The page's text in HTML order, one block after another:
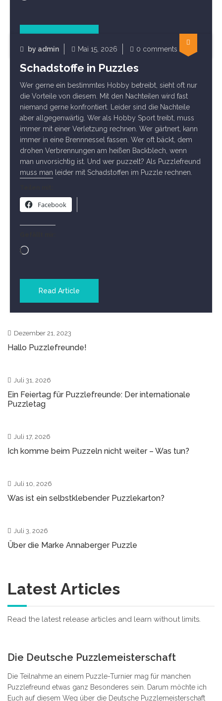
Allgemein
by admin Mai 15, 2026 0 comments
Schadstoffe in Puzzles
Wer gerne ein bestimmtes Hobby betreibt, sieht oft nur
die Vorteile von diesem. Mit den Nachteilen wird fast
niemand gerne konfrontiert. Leider sind die Nachteile
aber allgegenwärtig. Wer als Hobby Sport treibt, muss
immer mit einer Verletzung rechnen. Wer gärtnert, kann
immer in eine Brennnessel fassen. Wer oft bäckt, dem
drohen Verbrennungen am heißen Backblech, wenn
man unvorsichtig ist. Und wer puzzelt? Als Puzzlefreund
muss man leider mit Schadstoffen im Puzzle rechnen.
Facebook
Wird
Read Article
Dezember 21, 2023
Hallo Puzzlefreunde!
Juli 31, 2026
Ein Feiertag für Puzzlefreunde: Der internationale
Puzzletag
Juli 17, 2026
Ich komme beim Puzzeln nicht weiter – Was tun?
Juli 10, 2026
Was ist ein selbstklebender Puzzlekarton?
Juli 3, 2026
Über die Marke Annaberger Puzzle
Latest Articles
Read the latest release articles and learn without limits.
Die Deutsche Puzzlemeisterschaft
Die Teilnahme an einem Puzzle-Turnier mag für manchen
Puzzlefreund etwas ganz Besonderes sein. Darum möchte ich
Euch auf diesem Weg über die Deutsche Puzzlemeisterschaft